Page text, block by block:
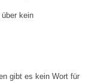
kein
gibt es kein Wort für